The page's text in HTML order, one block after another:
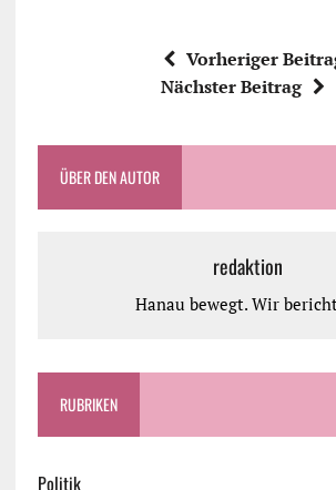
Vorheriger
Nächster Beitrag
ÜBER DEN AUTOR
redaktion
Hanau bewegt. Wir
RUBRIKEN
Politik